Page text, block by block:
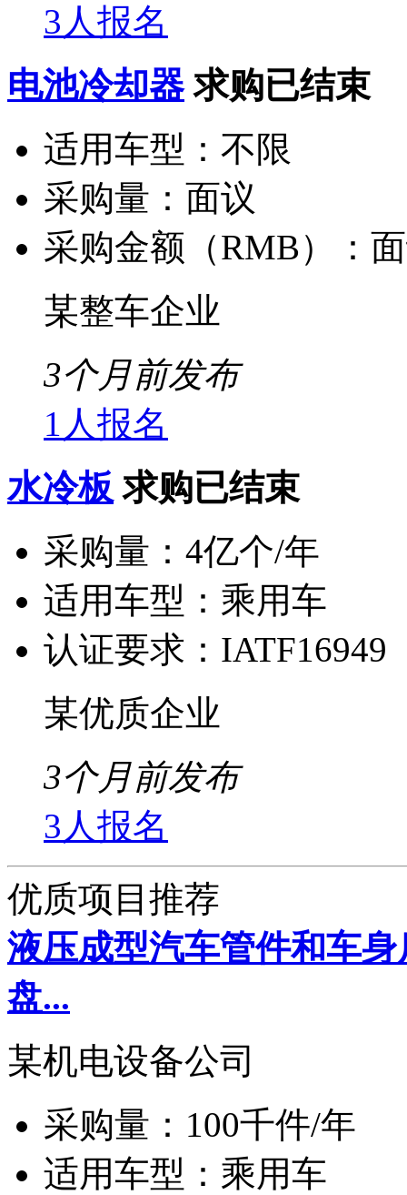
3人报名
电池冷却器 求购已结束
适用车型： 不限
采购量： 面议
采购金额（RMB）：
某整车企业
3个月前发布
1人报名
水冷板 求购已结束
采购量： 4亿个/年
适用车型： 乘用车
认证要求： IATF16949
某优质企业
3个月前发布
3人报名
优质项目推荐
液压成型汽车管件和车
盘...
某机电设备公司
采购量： 100千件/年
适用车型： 乘用车